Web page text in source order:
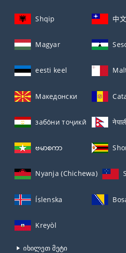
Shqip 中
Magyar
eesti keel
Македонски
забо́ни тоҷикӣ́
ဗမာစကာ
Nyanja (Chichewa)
Íslenska
Kreyòl
იხილეთ მეტი